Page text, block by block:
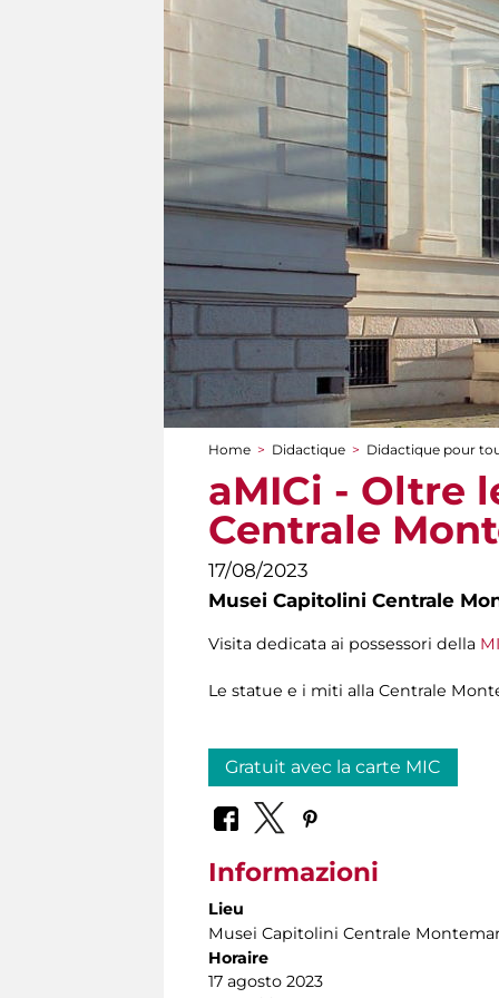
You are here
Home > Didactique > Didactique pour
aMICi - Oltre
Centrale
17/08/2023
Musei Capitolini Centrale
Visita dedicata ai possessori della
Le statue e i miti alla Centrale
Gratuit avec la carte MIC
Informazioni
Lieu
Musei Capitolini Centrale
Horaire
17 agosto 2023